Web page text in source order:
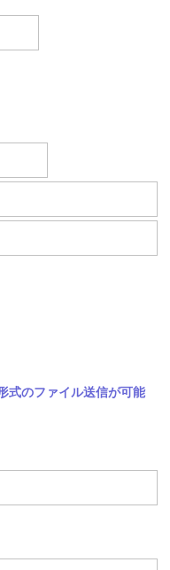
のファイル送信が可能